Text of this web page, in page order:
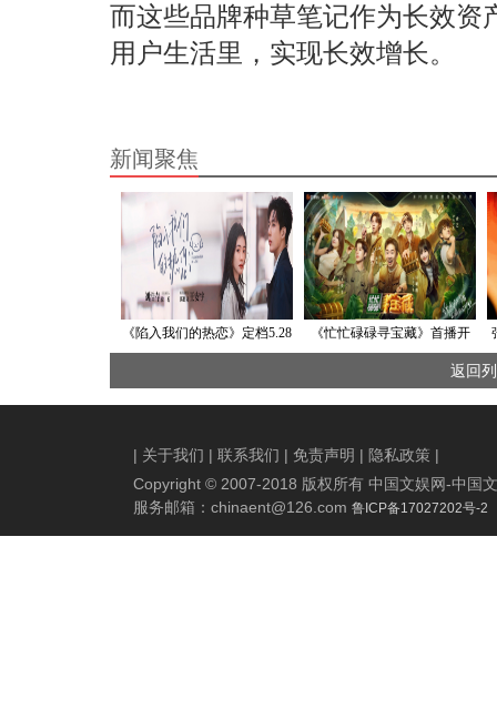
而这些品牌种草笔记作为长效资
用户生活里，实现长效增长。
新闻聚焦
《陷入我们的热恋》定档5.28
球“撩”爱
《忙忙碌碌寻宝藏》首播开
启 寻宝新IP入局迷综引热议
返回
| 关于我们 | 联系我们 | 免责声明 | 隐私政策 |
Copyright © 2007-2018 版权所有 中国文娱网-中国
服务邮箱： chinaent@126.com 鲁ICP备17027202号-2